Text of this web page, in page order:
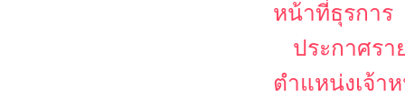
หน้าที่ธุรการ
ประกาศรา
ตำแหน่งเจ้า